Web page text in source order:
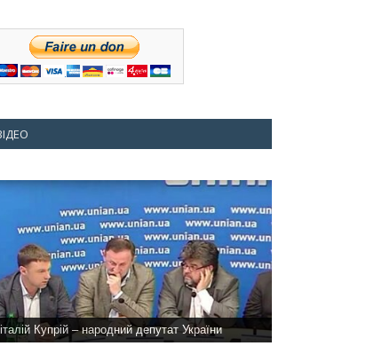
Купрій – народний депутат України